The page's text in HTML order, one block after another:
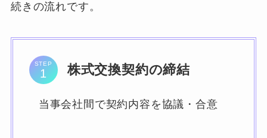
続きの流れです。
STEP 株式交換契約の締結
当事会社間で契約内容を協議・合意